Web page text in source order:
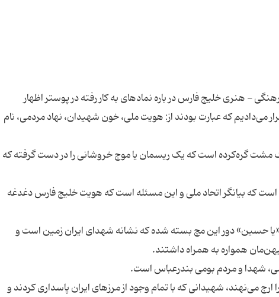
- هنری خلیج فارس در باره نمادهای به کار رفته در پوستر اظهار
می‌دادیم که عبارت بودند از: هویت ملی، خون شهیدان، نهاد مردمی، نام
مشت گره‌کرده است که یک ریسمان یا موج خروشانی را در دست گرفته که
که بیانگر اتحاد ملی و این مسئله است که هویت خلیج فارس دغدغه
حسین» دور این مچ بسته شده که نشانه شهدای ایران زمین است و
می‌نهند، شهیدانی که با تمام وجود از مرزهای ایران پاسداری کردند و